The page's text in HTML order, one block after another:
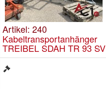
Artikel: 240
Kabeltransportanhänger
TREIBEL SDAH TR 93 SV